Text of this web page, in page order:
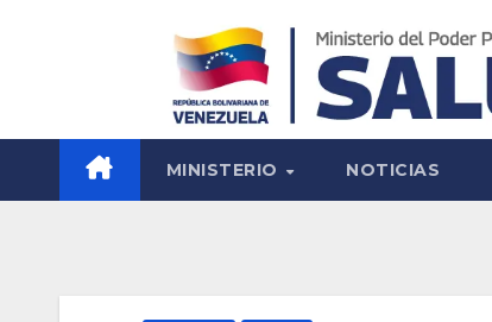
MINISTERIO NOTICIAS